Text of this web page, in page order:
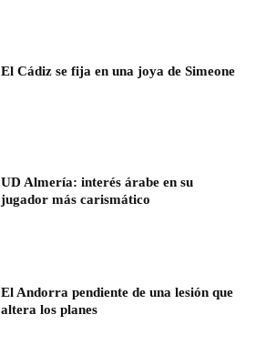
El Cádiz se fija en una joya de Simeone
UD Almería: interés árabe en su
jugador más carismático
El Andorra pendiente de una lesión que
altera los planes